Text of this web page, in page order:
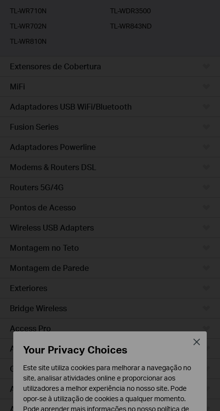
TL-WR710N
TL-WDR3500
TL-WR702N
TL-WR843ND
TL-WR810N
Extensores de Cobertura
MiFi
Adaptadores USB WiFi/Bluetooth
Fusion Series
Adaptadores Powerline
Modems & Routers DSL
Routers 5G/4G
Pontos de Acesso
Wireless USB Adapters
Montagem no Teto
Montagem de Parede
Exteriores
Bridge Wireless
Access Pro
Access Plus
GPON
Agile
Access
Your Privacy Choices
Este site utiliza cookies para melhorar a navegação no
site, analisar atividades online e proporcionar aos
utilizadores a melhor experiência no nosso site. Pode
opor-se à utilização de cookies a qualquer momento.
Pode aprender mais informações no nosso política de
Close